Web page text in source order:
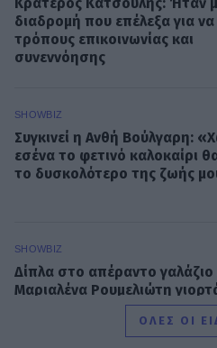
διαδρομή που επέλεξα για
τρόπους επικοινωνίας και
συνεννόησης
SHOWBIZ
Συγκινεί η Ανθή Βούλγαρη:
εσένα το φετινό καλοκαίρι
το δυσκολότερο της ζωής
SHOWBIZ
Δίπλα στο απέραντο γαλάζιο
Μαριαλένα Ρουμελιώτη
τους δυο πρώτους μήνες με
ΟΛΕΣ ΟΙ